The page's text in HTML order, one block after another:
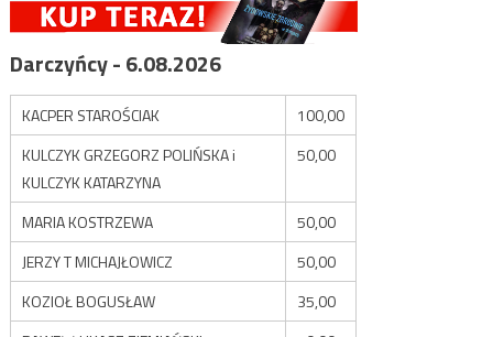
Darczyńcy - 6.08.2026
KACPER STAROŚCIAK
100,00
KULCZYK GRZEGORZ POLIŃSKA i
KULCZYK KATARZYNA
50,00
MARIA KOSTRZEWA
50,00
JERZY T MICHAJŁOWICZ
50,00
KOZIOŁ BOGUSŁAW
35,00